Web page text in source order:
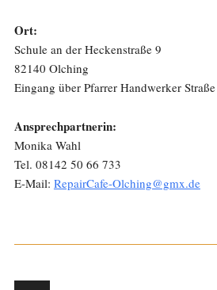
Ort:
Schule an der Heckenstraße 9
82140 Olching
Eingang über Pfarrer Handwerker Straße
Ansprechpartnerin:
Monika Wahl
Tel. 08142 50 66 733
E-Mail: RepairCafe-Olching@gmx.de